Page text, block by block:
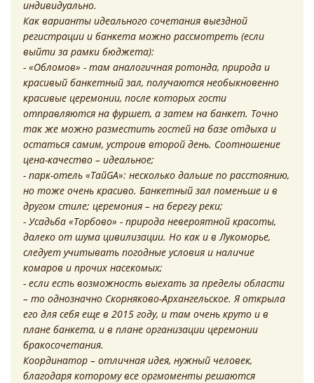
индивидуально.
Как варианты идеального сочетания выездной
регистрации и банкета можно рассмотреть (если
выйти за рамки бюджета):
- «Обломов» - там аналогичная ротонда, природа и
красивый банкетный зал, получаются необыкновенно
красивые церемонии, после которых гости
отправляются на фуршет, а затем на банкет. Точно
так же можно разместить гостей на базе отдыха и
остаться самим, устроив второй день. Соотношение
цена-качество – идеальное;
- парк-отель «TaйGA»: несколько дальше по расстоянию,
но тоже очень красиво. Банкетный зал поменьше и в
другом стиле; церемония – на берегу реки;
- Усадьба «Торбово» - природа невероятной красоты,
далеко от шума цивилизации. Но как и в Лукоморье,
следует учитывать погодные условия и наличие
комаров и прочих насекомых;
- если есть возможность выехать за пределы области
– то однозначно Скорняково-Архангельское. Я открыла
его для себя еще в 2015 году, и там очень круто и в
плане банкета, и в плане организации церемонии
бракосочетания.
Координатор – отличная идея, нужный человек,
благодаря которому все оргмоменты решаются